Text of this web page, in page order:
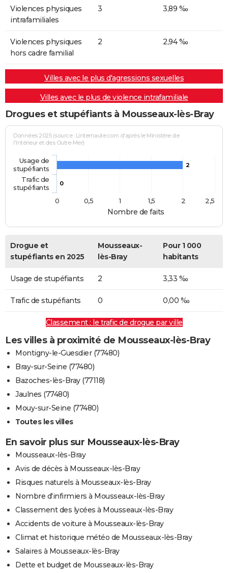
Violences physiques
intrafamiliales
3 3,89 ‰
Violences physiques
hors cadre familial
2 2,94 ‰
Villes avec le plus d'agressions sexuelles
Villes avec le plus de violence intrafamiliale
Drogues et stupéfiants à Mousseaux-lès-Bray
Nombre de faits
Données 2025 (source : Linternaute.com d'après le Ministère de
l'Intérieur et des Outre-Mer)
2
0
Usage de
stupéfiants
Trafic de
stupéfiants
0
0,5 1 1,5 2 2,5
Drogue et
stupéfiants en 2025
Mousseaux-
lès-Bray
Pour 1 000
habitants
Usage de stupéfiants 2 3,33 ‰
Trafic de stupéfiants 0 0,00 ‰
Classement : le trafic de drogue par ville
Les villes à proximité de Mousseaux-lès-Bray
Montigny-le-Guesdier (77480)
Bray-sur-Seine (77480)
Bazoches-lès-Bray (77118)
Jaulnes (77480)
Mouy-sur-Seine (77480)
Toutes les villes
En savoir plus sur Mousseaux-lès-Bray
Mousseaux-lès-Bray
Avis de décès à Mousseaux-lès-Bray
Risques naturels à Mousseaux-lès-Bray
Nombre d'infirmiers à Mousseaux-lès-Bray
Classement des lycées à Mousseaux-lès-Bray
Accidents de voiture à Mousseaux-lès-Bray
Climat et historique météo de Mousseaux-lès-Bray
Salaires à Mousseaux-lès-Bray
Dette et budget de Mousseaux-lès-Bray